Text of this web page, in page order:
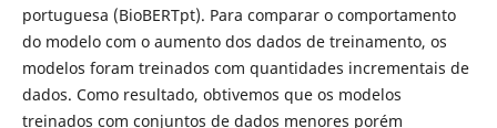
portuguesa (BioBERTpt). Para comparar o comportamento
do modelo com o aumento dos dados de treinamento, os
modelos foram treinados com quantidades incrementais de
dados. Como resultado, obtivemos que os modelos
treinados com conjuntos de dados menores porém